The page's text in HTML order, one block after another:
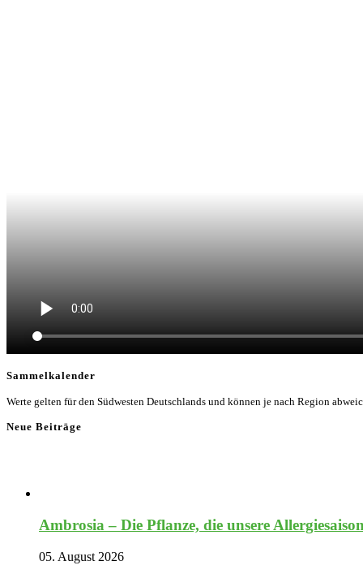
Sammelkalender
Werte gelten für den Südwesten Deutschlands und können je nach Region
Neue Beiträge
Ambrosia – Die Pflanze, die unsere
05. August 2026